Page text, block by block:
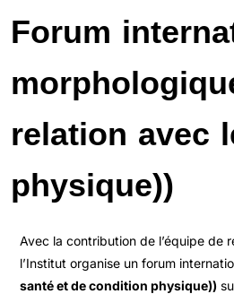
Forum
relation avec
physique))
Avec la contribution de l’équipe de
l’Institut organise un forum
santé et de condition physique))